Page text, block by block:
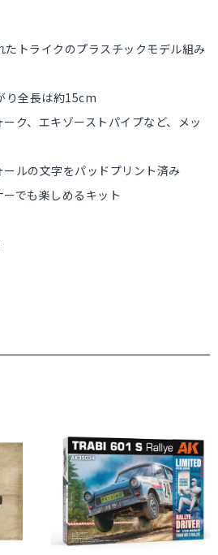
トライクのプラスチックモデル組み
り全長は約15cm
ク、エキゾーストパイプなど、メッ
ルの文字をパッドプリント済み
でも楽しめるキット